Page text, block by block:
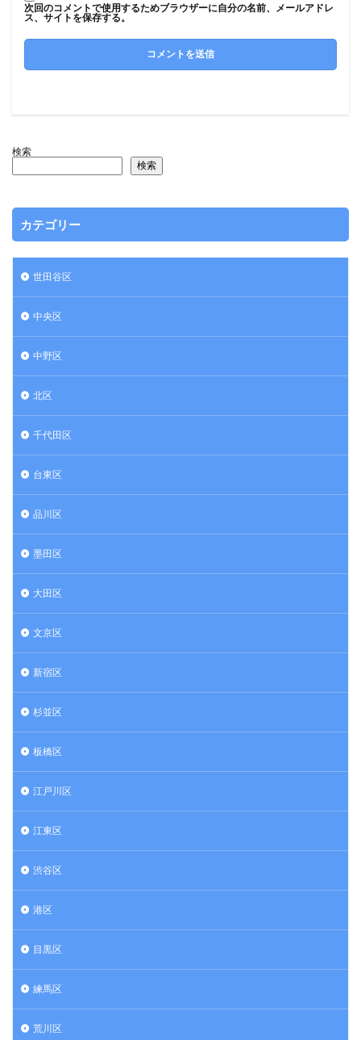
次回のコメントで使用するためブラウザーに自分の名前、メールアドレ
ス、サイトを保存する。
検索
検索
カテゴリー
世田谷区
中央区
中野区
北区
千代田区
台東区
品川区
墨田区
大田区
文京区
新宿区
杉並区
板橋区
江戸川区
江東区
渋谷区
港区
目黒区
練馬区
荒川区